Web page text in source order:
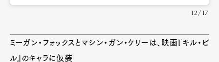
12/17
ミーガン・フォックスとマシン・ガン・ケリーは、映画『キル・ビ
ル』のキャラに仮装